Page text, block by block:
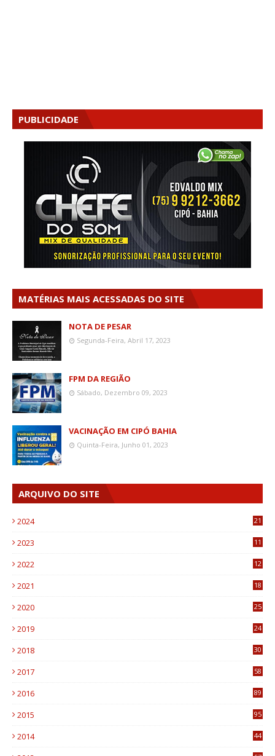
PUBLICIDADE
MATÉRIAS MAIS ACESSADAS DO SITE
NOTA DE PESAR
Segunda-Feira, Abril 17, 2023
FPM DA REGIÃO
Sábado, Dezembro 09, 2023
VACINAÇÃO EM CIPÓ BAHIA
Quinta-Feira, Junho 01, 2023
ARQUIVO DO SITE
2024 21
2023
11
2022
12
2021
18
2020
25
2019
24
2018
30
2017
58
2016
89
2015
95
2014
44